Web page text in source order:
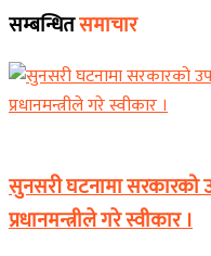
सम्बन्धितसमाचार
सुनसरी घटनामा सरकारको
प्रधानमन्त्रीले गरे स्वीकार ।